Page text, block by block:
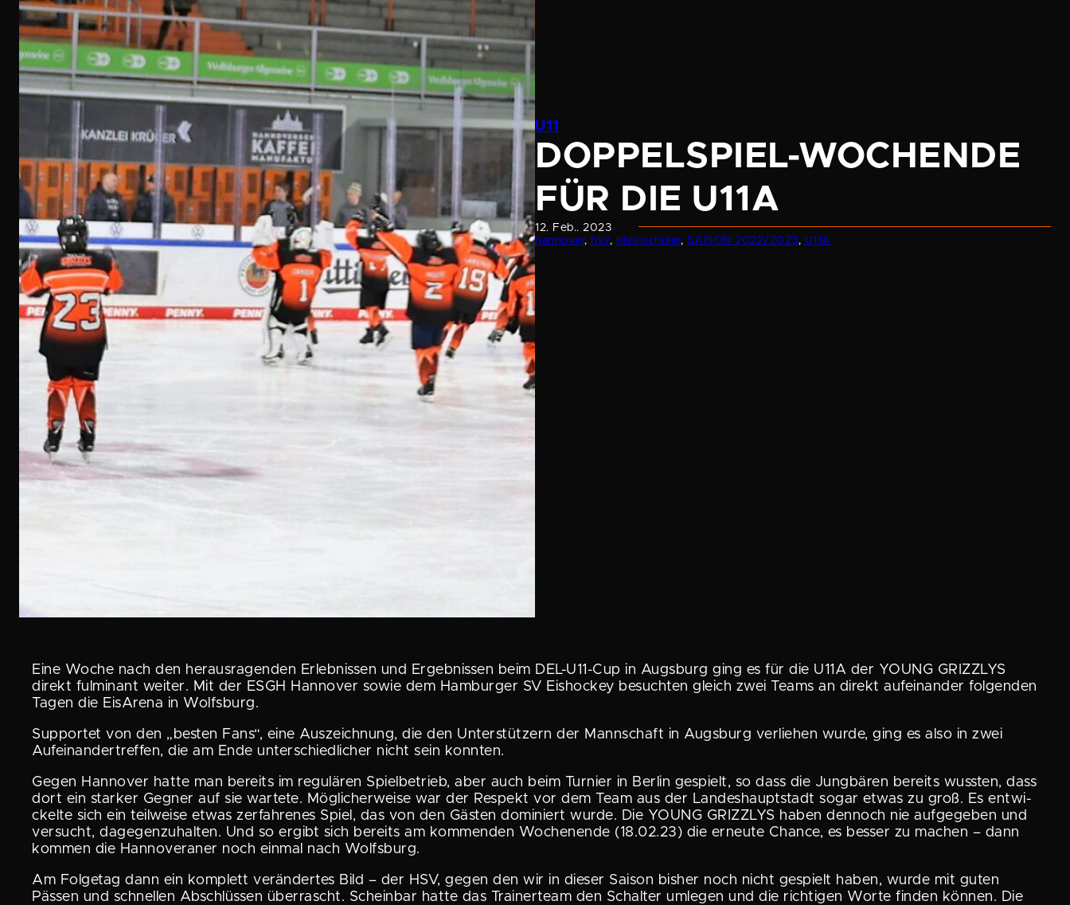
U11
DOPPEL­SPIEL-WOCHENDE
FÜR DIE U11A
12. Feb.. 2023
hannover, hsv, Kleinschüler, SAISON 2022/2023, U11A
Eine Woche nach den heraus­ra­genden Erleb­nissen und Ergeb­nissen beim DEL-U11-Cup in Augsburg ging es für die U11A der YOUNG GRIZZLYS
direkt fulminant weiter. Mit der ESGH Hannover sowie dem Hamburger SV Eishockey besuchten gleich zwei Teams an direkt aufein­ander folgenden
Tagen die EisArena in Wolfsburg.
Supportet von den „besten Fans“, eine Auszeich­nung, die den Unter­stüt­zern der Mannschaft in Augsburg verliehen wurde, ging es also in zwei
Aufein­an­der­treffen, die am Ende unter­schied­li­cher nicht sein konnten.
Gegen Hannover hatte man bereits im regulären Spiel­be­trieb, aber auch beim Turnier in Berlin gespielt, so dass die Jungbären bereits wussten, dass
dort ein starker Gegner auf sie wartete. Mögli­cher­weise war der Respekt vor dem Team aus der Landes­haupt­stadt sogar etwas zu groß. Es entwi­
ckelte sich ein teilweise etwas zerfah­renes Spiel, das von den Gästen dominiert wurde. Die YOUNG GRIZZLYS haben dennoch nie aufge­geben und
versucht, dagegen­zu­halten. Und so ergibt sich bereits am kommenden Wochen­ende (18.02.23) die erneute Chance, es besser zu machen – dann
kommen die Hanno­ve­raner noch einmal nach Wolfsburg.
Am Folgetag dann ein komplett verän­dertes Bild – der HSV, gegen den wir in dieser Saison bisher noch nicht gespielt haben, wurde mit guten
Pässen und schnellen Abschlüssen überrascht. Scheinbar hatte das Trainer­team den Schalter umlegen und die richtigen Worte finden können. Die